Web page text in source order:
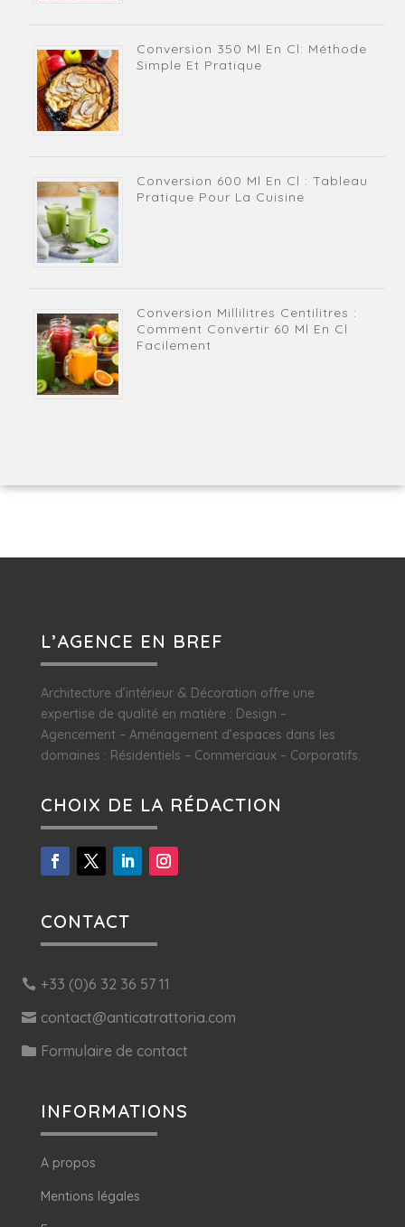
Conversion 350 Ml En Cl: Méthode
Simple Et Pratique
Conversion 600 Ml En Cl : Tableau
Pratique Pour La Cuisine
Conversion Millilitres Centilitres :
Comment Convertir 60 Ml En Cl
Facilement
L’AGENCE EN BREF
Architecture d’intérieur & Décoration offre une
expertise de qualité en matière : Design –
Agencement – Aménagement d’espaces dans les
domaines : Résidentiels – Commerciaux – Corporatifs.
CHOIX DE LA RÉDACTION
CONTACT
+33 (0)6 32 36 57 11
contact@anticatrattoria.com
Formulaire de contact
INFORMATIONS
A propos
Mentions légales